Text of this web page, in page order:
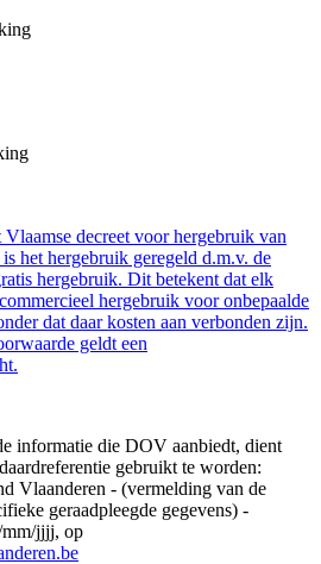
decreet voor hergebruik van
het hergebruik geregeld d.m.v. de
hergebruik. Dit betekent dat elk
hergebruik voor onbepaalde
dat daar kosten aan verbonden zijn.
geldt een
informatie die DOV aanbiedt, dient
gebruikt te worden:
Vlaanderen - (vermelding van de
geraadpleegde gegevens) -
mm/jjjj, op